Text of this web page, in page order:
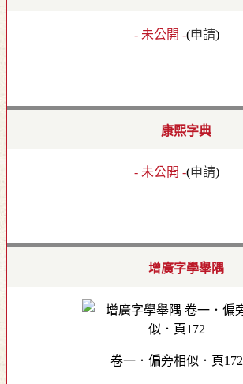
- 未公開 -(申請)
康熙字典
- 未公開 -(申請)
增廣字學舉隅
卷一．偏旁相似．頁172